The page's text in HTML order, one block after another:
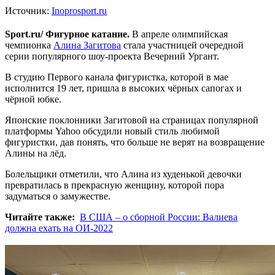
Источник: Inoprosport.ru
Sport.ru/ Фигурное катание. В апреле олимпийская
чемпионка Алина Загитова стала участницей очередной
серии популярного шоу-проекта Вечерний Ургант.
В студию Первого канала фигуристка, которой в мае
исполнится 19 лет, пришла в высоких чёрных сапогах и
чёрной юбке.
Японские поклонники Загитовой на страницах популярной
платформы Yahoo обсудили новый стиль любимой
фигуристки, дав понять, что больше не верят на возвращение
Алины на лёд.
Болельщики отметили, что Алина из худенькой девочки
превратилась в прекрасную женщину, которой пора
задуматься о замужестве.
Читайте также: В США – о сборной России: Валиева
должна ехать на ОИ-2022